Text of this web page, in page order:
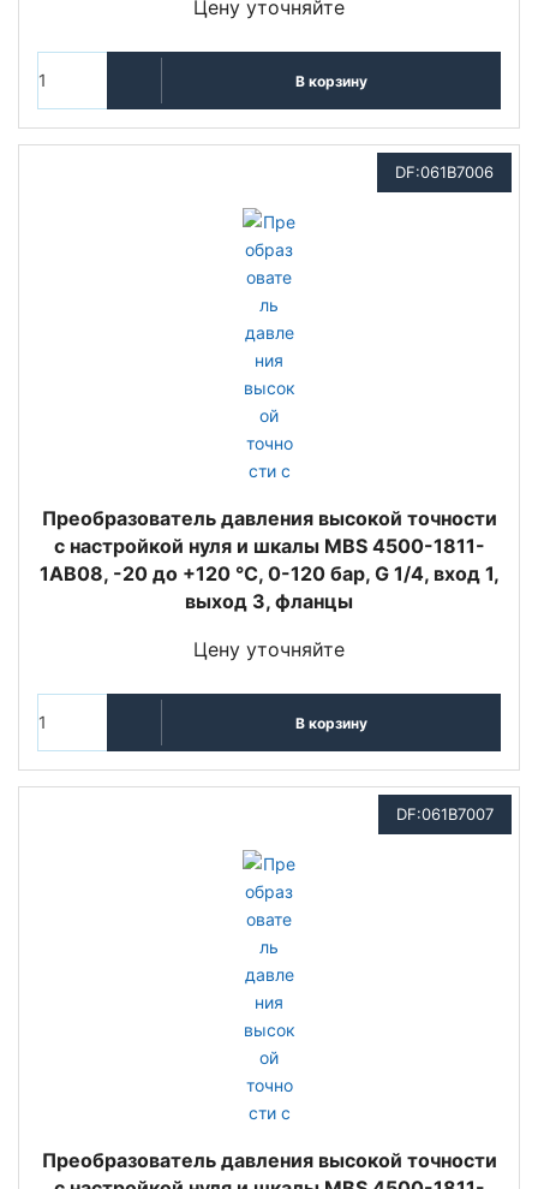
Цену уточняйте
В корзину
DF:061B7006
Преобразователь давления высокой точности
с настройкой нуля и шкалы MBS 4500-1811-
1AB08, -20 до +120 °C, 0-120 бар, G 1/4, вход 1,
выход 3, фланцы
Цену уточняйте
В корзину
DF:061B7007
Преобразователь давления высокой точности